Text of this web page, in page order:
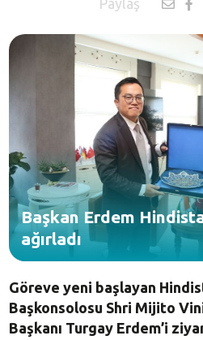
Paylaş
Başkan Erdem
ağırladı
Göreve yeni başlayan
Başkonsolosu Shri Mijito
Başkanı Turgay Erdem’i